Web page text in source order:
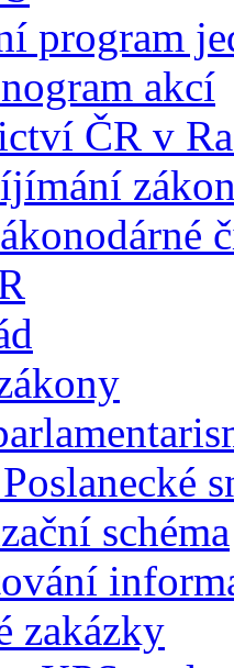
program
akcí
ČR v
schéma
zakázky